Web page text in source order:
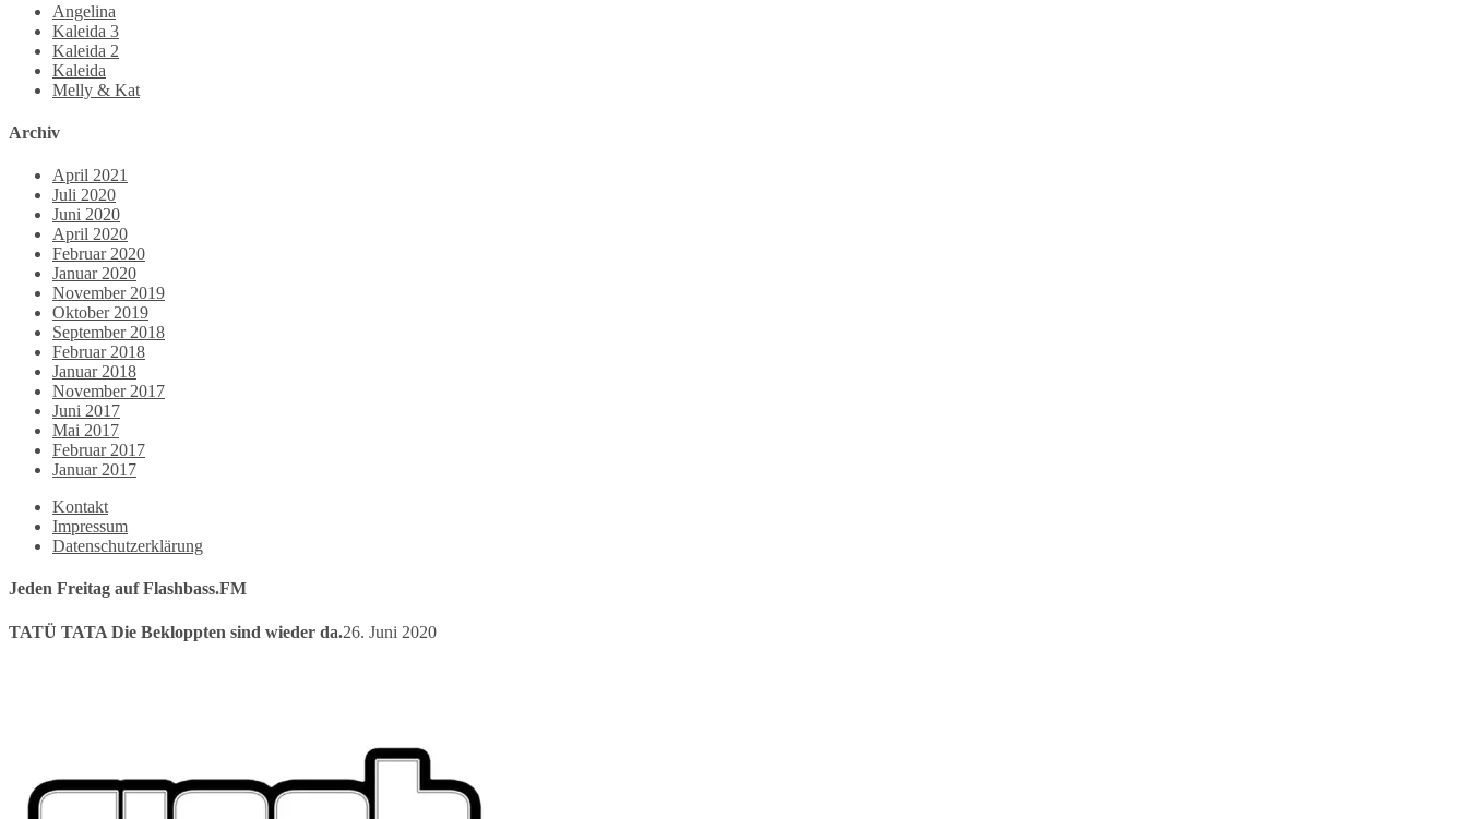
Angelina
Kaleida 3
Kaleida 2
Kaleida
Melly & Kat
Archiv
April 2021
Juli 2020
Juni 2020
April 2020
Februar 2020
Januar 2020
November 2019
Oktober 2019
September 2018
Februar 2018
Januar 2018
November 2017
Juni 2017
Mai 2017
Februar 2017
Januar 2017
Kontakt
Impressum
Datenschutzerklärung
Jeden Freitag auf Flashbass.FM
TATÜ TATA Die Bekloppten sind wieder da.26. Juni 2020